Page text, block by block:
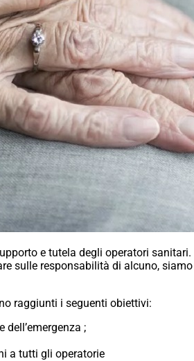
e tutela degli operatori
sulle responsabilità di alcuno,
raggiunti i seguenti obiettivi:
;
a tutti gli operatorie